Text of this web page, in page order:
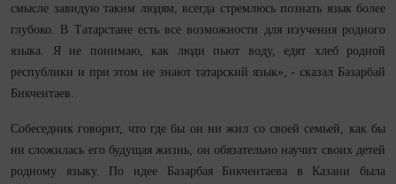
смысле завидую таким людям, всегда стремлюсь познать язык более
глубоко. В Татарстане есть все возможности для изучения родного
языка. Я не понимаю, как люди пьют воду, едят хлеб родной
республики и при этом не знают татарский язык», - сказал Базарбай
Бикчентаев.
Собеседник говорит, что где бы он ни жил со своей семьей, как бы
ни сложилась его будущая жизнь, он обязательно научит своих детей
родному языку. По идее Базарбая Бикчентаева в Казани была